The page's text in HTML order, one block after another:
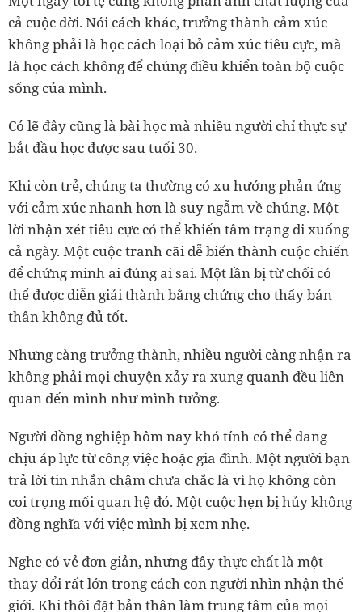
cả cuộc đời. Nói cách khác, trưởng thành cảm xúc
không phải là học cách loại bỏ cảm xúc tiêu cực, mà
là học cách không để chúng điều khiển toàn bộ cuộc
sống của mình.
Có lẽ đây cũng là bài học mà nhiều người chỉ thực sự
bắt đầu học được sau tuổi 30.
Khi còn trẻ, chúng ta thường có xu hướng phản ứng
với cảm xúc nhanh hơn là suy ngẫm về chúng. Một
lời nhận xét tiêu cực có thể khiến tâm trạng đi xuống
cả ngày. Một cuộc tranh cãi dễ biến thành cuộc chiến
để chứng minh ai đúng ai sai. Một lần bị từ chối có
thể được diễn giải thành bằng chứng cho thấy bản
thân không đủ tốt.
Nhưng càng trưởng thành, nhiều người càng nhận ra
không phải mọi chuyện xảy ra xung quanh đều liên
quan đến mình như mình tưởng.
Người đồng nghiệp hôm nay khó tính có thể đang
chịu áp lực từ công việc hoặc gia đình. Một người bạn
trả lời tin nhắn chậm chưa chắc là vì họ không còn
coi trọng mối quan hệ đó. Một cuộc hẹn bị hủy không
đồng nghĩa với việc mình bị xem nhẹ.
Nghe có vẻ đơn giản, nhưng đây thực chất là một
thay đổi rất lớn trong cách con người nhìn nhận thế
giới. Khi thôi đặt bản thân làm trung tâm của mọi